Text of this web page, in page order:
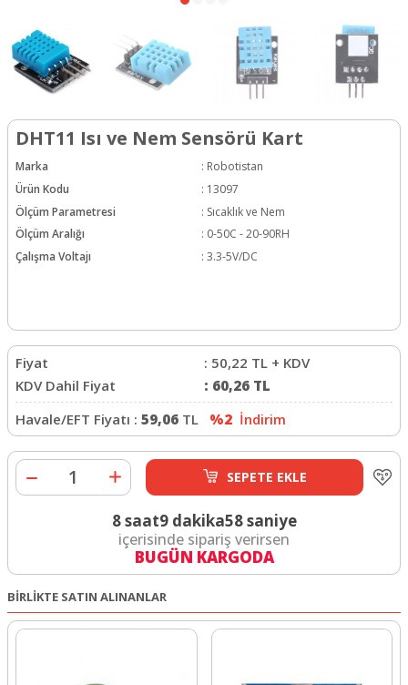
DHT11 Isı ve Nem Sensörü Kart
Marka : Robotistan
Ürün Kodu
: 13097
Ölçüm Parametresi
: Sıcaklık ve Nem
Ölçüm Aralığı
: 0-50C - 20-90RH
Çalışma Voltajı
: 3.3-5V/DC
Fiyat : 50,22 TL + KDV
KDV Dahil Fiyat
: 60,26 TL
Havale/EFT Fiyatı : 59,06 TL %2 İndirim
SEPETE EKLE
8 saat9 dakika58 saniye
içerisinde sipariş verirsen
BUGÜN KARGODA
BİRLİKTE SATIN ALINANLAR